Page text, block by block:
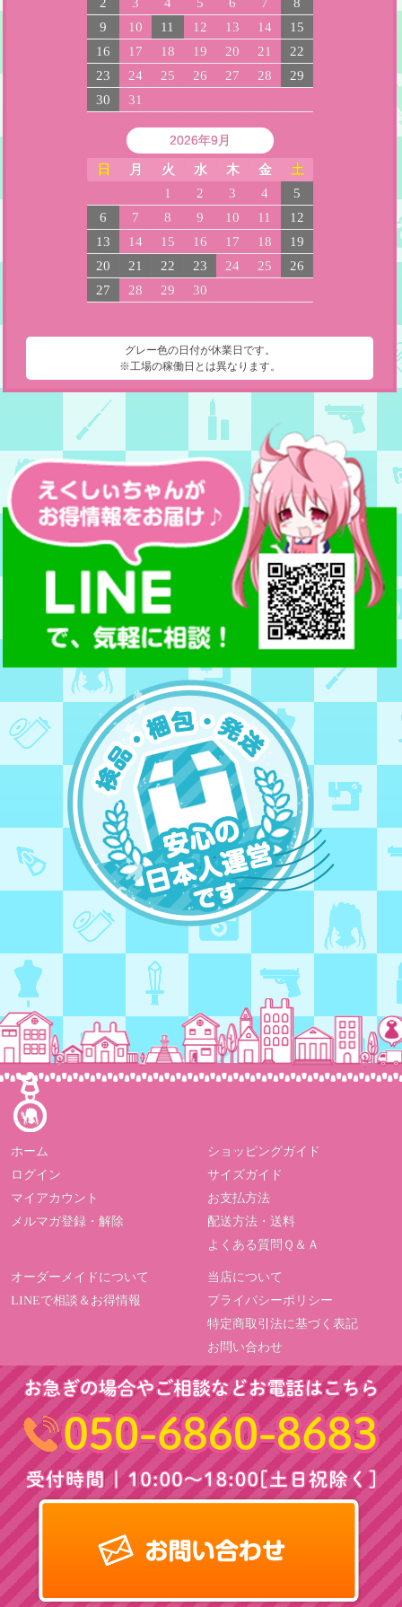
3 4 5 6 7
8
9
10 11 12 13 14
15
16
17 18 19 20 21
22
23
24 25 26 27 28
29
30
31
2026年9月
日 月 火 水 木 金 土
1 2 3 4
5
6
7 8 9 10 11
12
13
14 15 16 17 18
19
20
21 22 23 24 25
26
27
28 29 30
グレー色の日付が休業日です。
※工場の稼働日とは異なります。
ホーム
ログイン
マイアカウント
メルマガ登録・解除
ショッピングガイド
サイズガイド
お支払方法
配送方法・送料
よくある質問Ｑ＆Ａ
オーダーメイドについて
LINEで相談＆お得情報
当店について
プライバシーポリシー
特定商取引法に基づく表記
お問い合わせ